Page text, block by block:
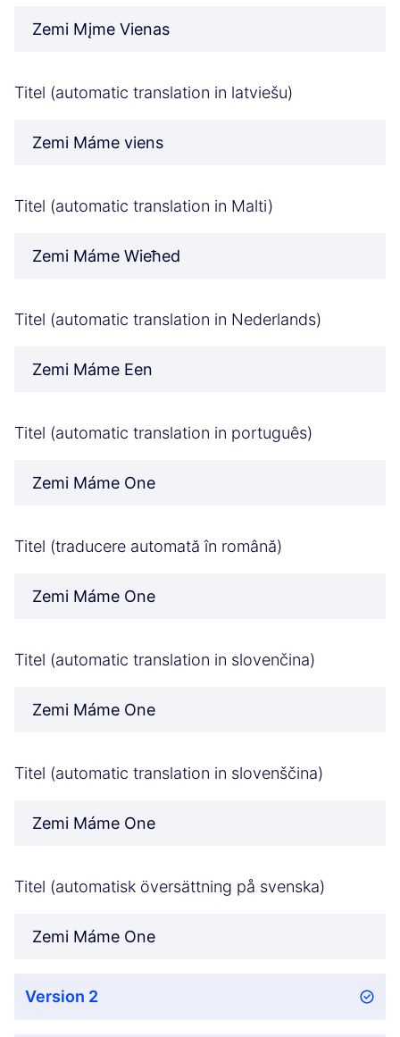
Zemi Mįme Vienas
Titel (automatic translation in latviešu)
Zemi Máme viens
Titel (automatic translation in Malti)
Zemi Máme Wieħed
Titel (automatic translation in Nederlands)
Zemi Máme Een
Titel (automatic translation in português)
Zemi Máme One
Titel (traducere automată în română)
Zemi Máme One
Titel (automatic translation in slovenčina)
Zemi Máme One
Titel (automatic translation in slovenščina)
Zemi Máme One
Titel (automatisk översättning på svenska)
Zemi Máme One
Version 2